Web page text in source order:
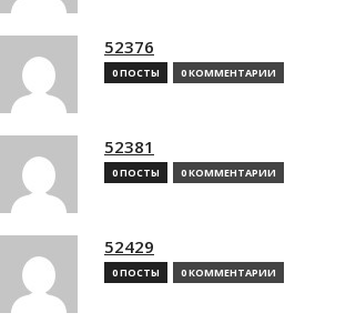
52376
0 ПОСТЫ 0 КОММЕНТАРИИ
52381
0 ПОСТЫ 0 КОММЕНТАРИИ
52429
0 ПОСТЫ 0 КОММЕНТАРИИ